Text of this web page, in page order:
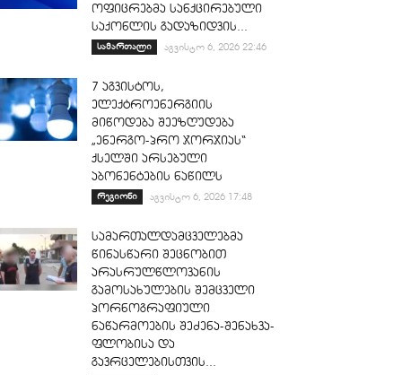
ოფიცრებმა სანქცირებული
საქონლის გადაზიდვის...
სამართალი აგვისტო 6, 2026 22:46
7 აგვისტოს,
ელექტროენერგიის
მიწოდება შეეზღუდება
„ენერგო-პრო ჯორჯიას“
ქსელში არსებული
აბონენტების ნაწილს
რეგიონი აგვისტო 6, 2026 17:48
სამართალდამცველებმა
წინასწარი შეცნობით
არასრულწლოვანის
გამოსახულების შემცველი
პორნოგრაფიული
ნაწარმოების შეძენა-შენახვა-
ფლობისა და
გავრცელებისთვის...